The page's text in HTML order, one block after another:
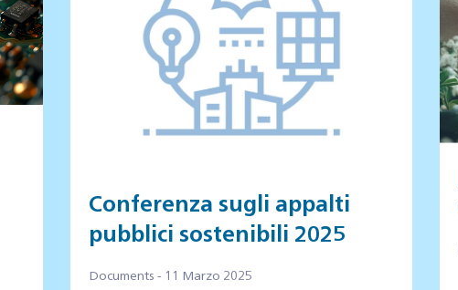
Conferenza sugli appalti
pubblici sostenibili 2025
Documents - 11 Marzo 2025